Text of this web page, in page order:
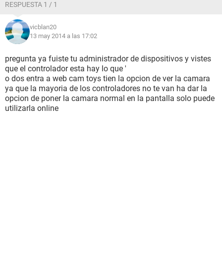
RESPUESTA 1 / 1
vicblan20
13 may 2014 a las 17:02
pregunta ya fuiste tu administrador de dispositivos y vistes
que el controlador esta hay lo que '
o dos entra a web cam toys tien la opcion de ver la camara
ya que la mayoria de los controladores no te van ha dar la
opcion de poner la camara normal en la pantalla solo puede
utilizarla online